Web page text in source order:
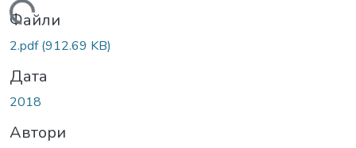
Вантажиться...
Файли
2.pdf(912.69 KB)
Дата
2018
Автори